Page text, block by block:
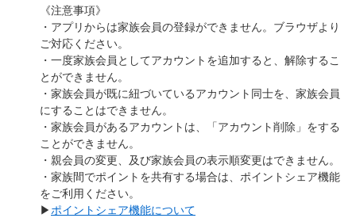
《注意事項》
・アプリからは家族会員の登録ができません。ブラウザより
ご対応ください。
・一度家族会員としてアカウントを追加すると、解除するこ
とができません。
・家族会員が既に紐づいているアカウント同士を、家族会員
にすることはできません。
・家族会員があるアカウントは、「アカウント削除」をする
ことができません。
・親会員の変更、及び家族会員の表示順変更はできません。
・家族間でポイントを共有する場合は、ポイントシェア機能
をご利用ください。
▶ ポイントシェア機能について